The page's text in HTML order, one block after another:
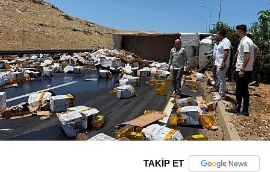
TAKİP ET